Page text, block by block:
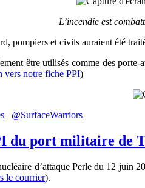
L’incendie est
pompiers et civils auraient été
être utilisés comme des
vers notre fiche PPI)
@SurfaceWarriors
du port militaire de
d’attaque Perle du 12
le courrier).